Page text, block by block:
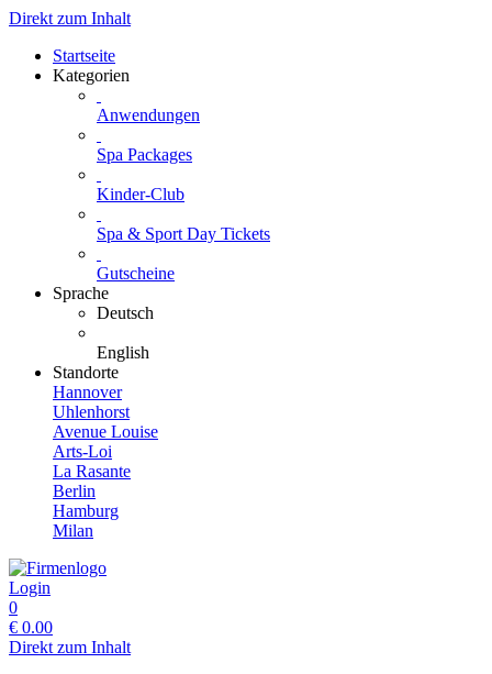
Direkt zum Inhalt
Startseite
Kategorien
Anwendungen
Spa Packages
Kinder-Club
Spa & Sport Day Tickets
Gutscheine
Sprache
Deutsch
English
Standorte
Hannover
Uhlenhorst
Avenue Louise
Arts-Loi
La Rasante
Berlin
Hamburg
Milan
Login
0
€ 0.00
Direkt zum Inhalt